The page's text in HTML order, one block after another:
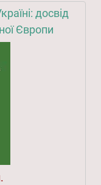
досвід
Європи